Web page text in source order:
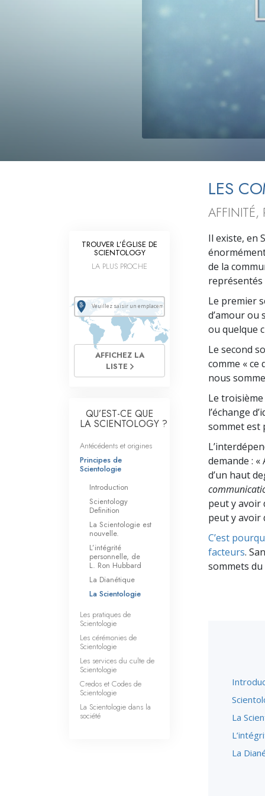
Qu’est-ce que la
LES
AFFINITÉ,
Il existe, en
de la
Le premier
d’amour ou
ou quelque
Le second
comme « ce
nous
Le
l’échange
sommet est
demande : «
d’un haut
peut y avoir
peut y avoir
C’est
facteurs.
sommets
La
La
TROUVER L’ÉGLISE DE
SCIENTOLOGY
LA PLUS PROCHE
AFFICHEZ LA
LISTE
QU’EST-CE QUE
LA SCIENTOLOGY ?
Antécédents et origines
Principes de
Scientologie
Introduction
Scientology
Definition
La Scientologie est
nouvelle.
L’intégrité
personnelle, de
L. Ron Hubbard
La Dianétique
La Scientologie
Les pratiques de
Scientologie
Les cérémonies de
Scientologie
Les services du culte de
Scientologie
Credos et Codes de
Scientologie
La Scientologie dans la
société